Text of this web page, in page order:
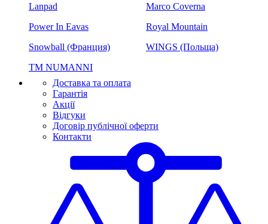
Lanpad
Marco Coverna
Power In Eavas
Royal Mountain
Snowball (Франция)
WINGS (Польща)
ТМ NUMANNI
Доставка та оплата
Гарантія
Акції
Відгуки
Договір публічної оферти
Контакти